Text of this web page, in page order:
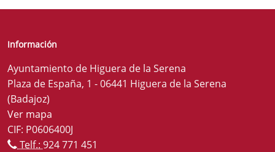
Información
Ayuntamiento de Higuera de la Serena
Plaza de España, 1 - 06441 Higuera de la Serena
(Badajoz)
Ver mapa
CIF: P0606400J
Telf.: 924 771 451